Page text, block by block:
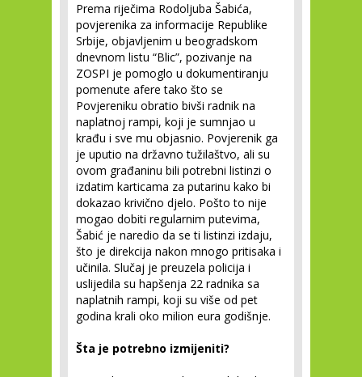
Prema riječima Rodoljuba Šabića,
povjerenika za informacije Republike
Srbije, objavljenim u beogradskom
dnevnom listu “Blic”, pozivanje na
ZOSPI je pomoglo u dokumentiranju
pomenute afere tako što se
Povjereniku obratio bivši radnik na
naplatnoj rampi, koji je sumnjao u
krađu i sve mu objasnio. Povjerenik ga
je uputio na državno tužilaštvo, ali su
ovom građaninu bili potrebni listinzi o
izdatim karticama za putarinu kako bi
dokazao krivično djelo. Pošto to nije
mogao dobiti regularnim putevima,
Šabić je naredio da se ti listinzi izdaju,
što je direkcija nakon mnogo pritisaka i
učinila. Slučaj je preuzela policija i
uslijedila su hapšenja 22 radnika sa
naplatnih rampi, koji su više od pet
godina krali oko milion eura godišnje.
Šta je potrebno izmijeniti?